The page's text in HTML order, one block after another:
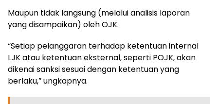
Maupun tidak langsung (melalui analisis laporan
yang disampaikan) oleh OJK.
“Setiap pelanggaran terhadap ketentuan internal
LJK atau ketentuan eksternal, seperti POJK, akan
dikenai sanksi sesuai dengan ketentuan yang
berlaku,” ungkapnya.